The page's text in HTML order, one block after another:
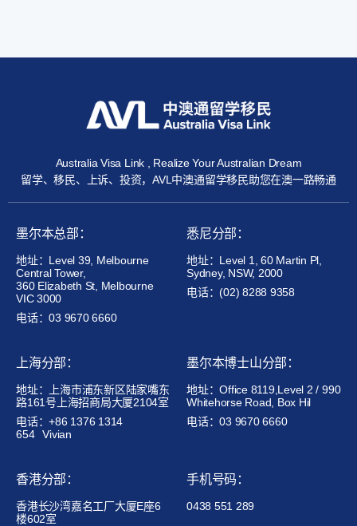
Australia Visa Link , Realize Your Australian Dream
留学、移民、上诉、投资，AVL中澳通留学移民助您在澳一路畅通
墨尔本总部：
地址：Level 39, Melbourne
Central Tower,
360 Elizabeth St, Melbourne
VIC 3000
电话：03 9670 6660
悉尼分部：
地址：Level 1, 60 Martin Pl,
Sydney, NSW, 2000
电话：(02) 8288 9358
上海分部：
地址：上海市浦东新区陆家嘴东
路161号上海招商局大厦2104室
电话：+86 1376 1314
654
Vivian
墨尔本博士山分部：
地址：Office 8119,Level 2 / 990
Whitehorse Road, Box Hil
电话：03 9670 6660
香港分部：
香港长沙湾嘉名工厂大厦E座6
楼602室
手机号码：
0438 551 289